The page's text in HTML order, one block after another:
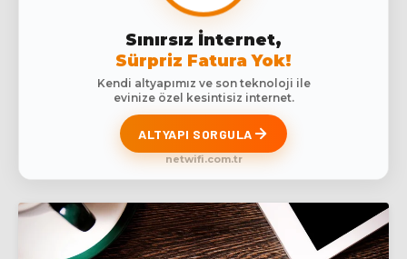
Sınırsız İnternet,
Sürpriz Fatura Yok!
Kendi altyapımız ve son teknoloji ile
evinize özel kesintisiz internet.
ALTYAPI SORGULA
netwifi.com.tr